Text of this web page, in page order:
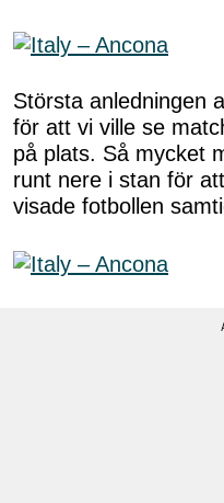
Största anledningen
för att vi ville se
på plats. Så mycket
runt nere i stan för
visade fotbollen